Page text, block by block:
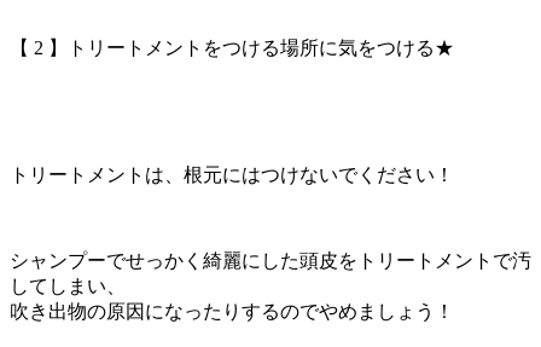
【 2 】トリートメントをつける場所に気をつける★
トリートメントは、根元にはつけないでください！
シャンプーでせっかく綺麗にした頭皮をトリートメントで汚
してしまい、
吹き出物の原因になったりするのでやめましょう！